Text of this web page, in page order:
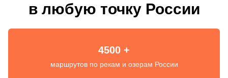
в любую точку России
4500 +
маршрутов по рекам и озерам России